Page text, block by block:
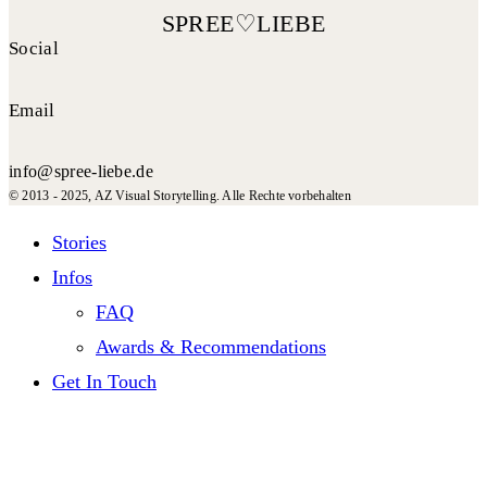
Social
Email
info@spree-liebe.de
© 2013 - 2025, AZ Visual Storytelling. Alle Rechte vorbehalten
Stories
Infos
FAQ
Awards & Recommendations
Get In Touch